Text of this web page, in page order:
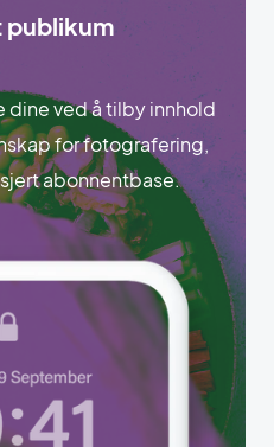
publikum
dine ved å tilby innhold
for fotografering,
abonnentbase.